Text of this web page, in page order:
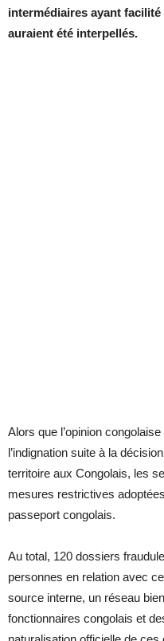
intermédiaires ayant facilité
auraient été interpellés.
Alors que l’opinion
l’indignation suite à la
territoire aux Congolais, les
mesures restrictives
passeport congolais.
Au total, 120 dossiers
personnes en relation avec
source interne, un réseau
fonctionnaires congolais et